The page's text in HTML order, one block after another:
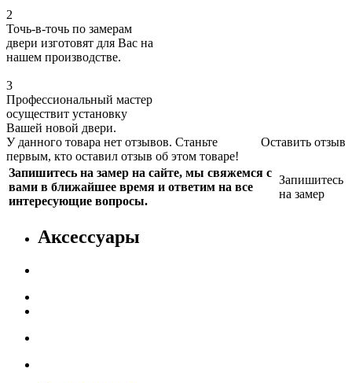
2
Точь-в-точь по замерам
двери изготовят для Вас на
нашем производстве.
3
Профессиональный мастер
осуществит установку
Вашей новой двери.
Оставить отзыв
У данного товара нет отзывов. Станьте
первым, кто оставил отзыв об этом товаре!
Запишитесь на замер на сайте, мы свяжемся с
вами в ближайшее время и ответим на все
интересующие вопросы.
Запишитесь
на замер
Аксессуары